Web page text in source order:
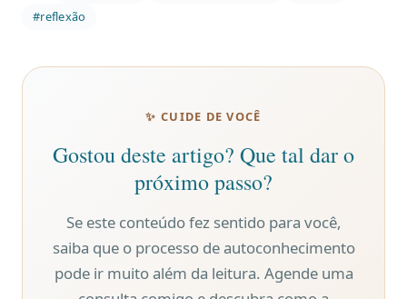
#reflexão
✨ CUIDE DE VOCÊ
Gostou deste artigo? Que tal dar o
próximo passo?
Se este conteúdo fez sentido para você,
saiba que o processo de autoconhecimento
pode ir muito além da leitura. Agende uma